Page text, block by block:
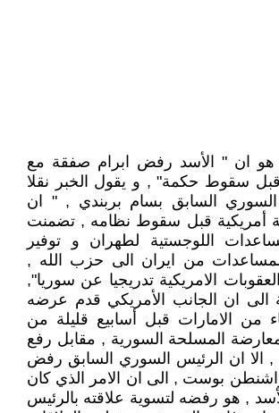
هو ان " الأسد رفض ابرام صفقة مع
قبل سقوط حكمة" , و يقول الخبر نقلا
السابق بسام بربندي , " ان
أمريكية قبل سقوط نظامه , تضمنت
اللوجستية لطهران و توفير
المساعدات من ايران الى حزب الله ,
الامريكية تدريجيا عن سوريا",
الى ان الجانب الأمريكي قدم عرضه
من الامارات قبل أسابيع قليلة من
المسلحة السورية , مقابل رفع
, الا ان الرئيس السوري السابق رفض
بوست , الى ان الامر الذي كان
, هو رفضه لتسوية علاقته بالرئيس